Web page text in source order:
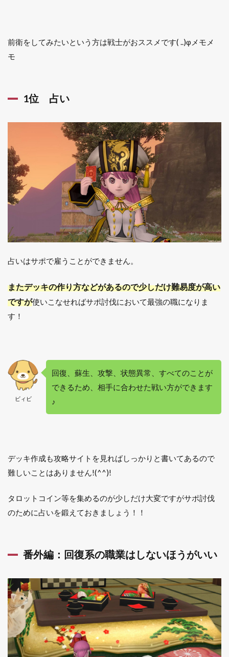
前衛をしてみたいという方は戦士がおススメです( ..)φメモメ
モ
1位 占い
占いはサポで雇うことができません。
またデッキの作り方などがあるので少しだけ難易度が高い
ですが使いこなせればサポ討伐において最強の職になりま
す！
ビィビ
回復、蘇生、攻撃、状態異常、すべてのことが
できるため、相手に合わせた戦い方ができます
♪
デッキ作成も攻略サイトを見ればしっかりと書いてあるので
難しいことはありません!(^^)!
タロットコイン等を集めるのが少しだけ大変ですがサポ討伐
のために占いを鍛えておきましょう！！
番外編：回復系の職業はしないほうがいい